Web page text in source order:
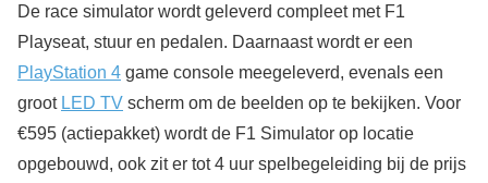
De race simulator wordt geleverd compleet met F1
Playseat, stuur en pedalen. Daarnaast wordt er een
PlayStation 4 game console meegeleverd, evenals een
groot LED TV scherm om de beelden op te bekijken. Voor
€595 (actiepakket) wordt de F1 Simulator op locatie
opgebouwd, ook zit er tot 4 uur spelbegeleiding bij de prijs